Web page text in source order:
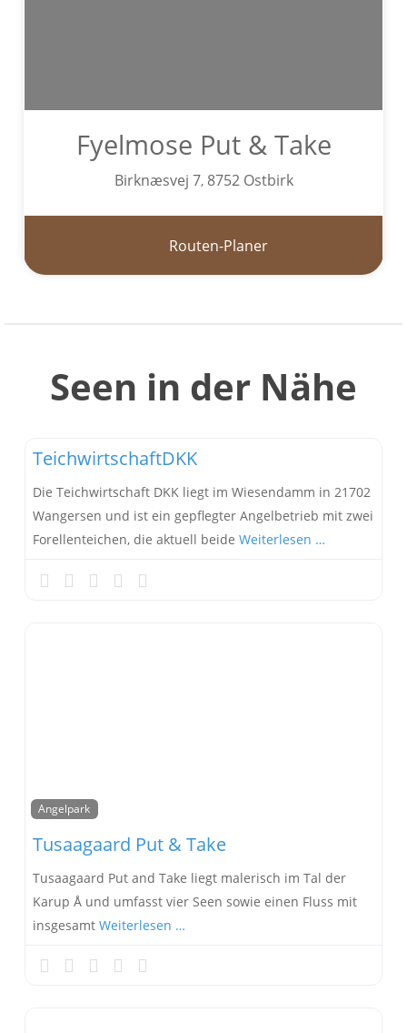
Fyelmose Put & Take
Birknæsvej 7, 8752 Ostbirk
Routen-Planer
Seen in der Nähe
TeichwirtschaftDKK
Die Teichwirtschaft DKK liegt im Wiesendamm in 21702
Wangersen und ist ein gepflegter Angelbetrieb mit zwei
Forellenteichen, die aktuell beide Weiterlesen …
Angelpark
Tusaagaard Put & Take
Tusaagaard Put and Take liegt malerisch im Tal der
Karup Å und umfasst vier Seen sowie einen Fluss mit
insgesamt Weiterlesen …